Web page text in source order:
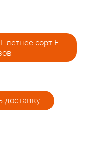
летнее сорт Е
доставку